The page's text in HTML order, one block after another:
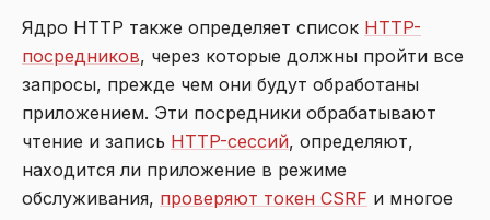
Ядро HTTP также определяет список HTTP-
посредников, через которые должны пройти все
запросы, прежде чем они будут обработаны
приложением. Эти посредники обрабатывают
чтение и запись HTTP-сессий, определяют,
находится ли приложение в режиме
обслуживания, проверяют токен CSRF и многое